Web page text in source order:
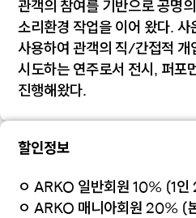
관객의 참여를 기반으로 공명
소리환경 작업을 이어 왔다.
사용하여 관객의 직/간접적 개
시도하는 연주로서 전시, 퍼포
진행해왔다.
할인정보
ㅇ ARKO 일반회원 10% (1인
ㅇ ARKO 매니아회원 20% (